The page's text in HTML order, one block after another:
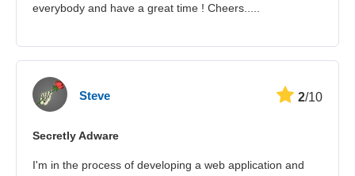
everybody and have a great time ! Cheers.....
Steve 2/10
Secretly Adware
I'm in the process of developing a web application and